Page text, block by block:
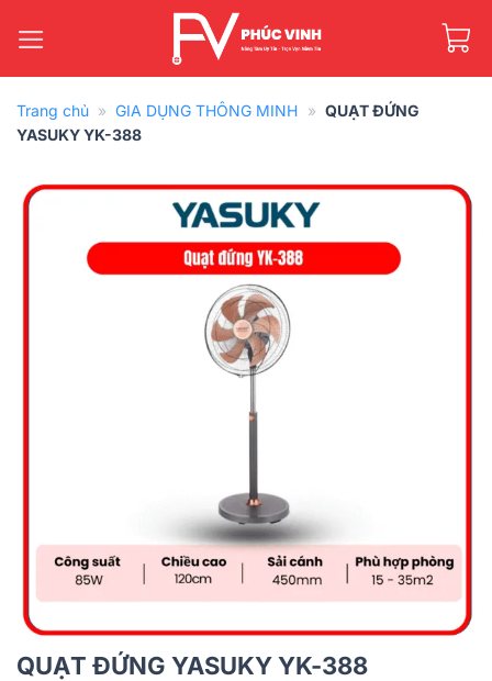
qua
Trang chủ » GIA DỤNG THÔNG MINH » QUẠT ĐỨNG
YASUKY YK-388
QUẠT ĐỨNG YASUKY YK-388